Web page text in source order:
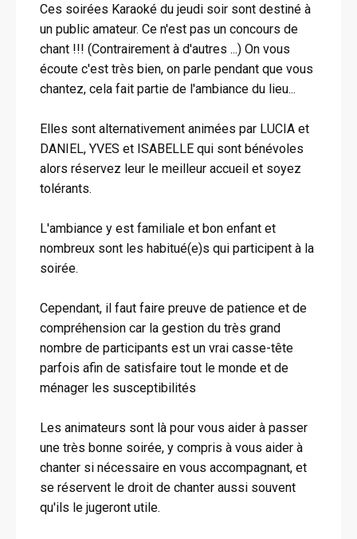
Ces soirées Karaoké du jeudi soir sont destiné à
un public amateur. Ce n'est pas un concours de
chant !!! (Contrairement à d'autres ...) On vous
écoute c'est très bien, on parle pendant que vous
chantez, cela fait partie de l'ambiance du lieu...
Elles sont alternativement animées par LUCIA et
DANIEL, YVES et ISABELLE qui sont bénévoles
alors réservez leur le meilleur accueil et soyez
tolérants.
L'ambiance y est familiale et bon enfant et
nombreux sont les habitué(e)s qui participent à la
soirée.
Cependant, il faut faire preuve de patience et de
compréhension car la gestion du très grand
nombre de participants est un vrai casse-tête
parfois afin de satisfaire tout le monde et de
ménager les susceptibilités
Les animateurs sont là pour vous aider à passer
une très bonne soirée, y compris à vous aider à
chanter si nécessaire en vous accompagnant, et
se réservent le droit de chanter aussi souvent
qu'ils le jugeront utile.